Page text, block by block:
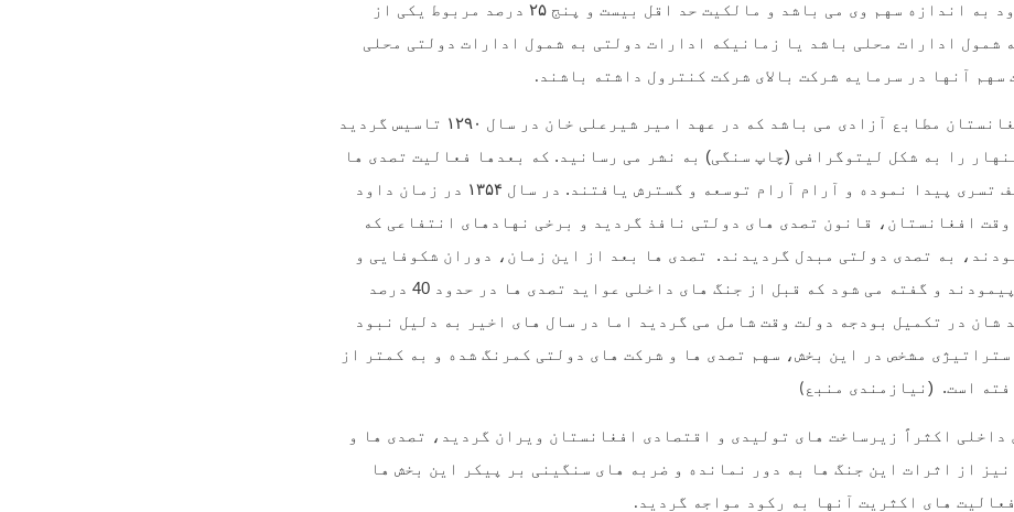
به اندازه سهم وی می باشد و مالکیت حد اقل بیست و پنج ۲۵ درصد مربوط یکی از
شمول ادارات محلی باشد یا زمانیکه ادارات دولتی به شمول ادارات دولتی محلی
سهم آنها در سرمایه شرکت بالای شرکت کنترول داشته باشند .
مطابع آزادی می باشد که در عهد امیر شیرعلی خان در سال ۱۲۹۰ تاسیس گردید
را به شکل لیتوگرافی (چاپ سنگی) به نشر می رسانید. که بعدها فعالیت تصدی ها
تسری پیدا نموده و آرام آرام توسعه و گسترش یافتند. در سال ۱۳۵۴ در زمان داود
افغانستان، قانون تصدی های دولتی نافذ گردید و برخی نهادهای انتفاعی که
به تصدی دولتی مبدل گردیدند. تصدی ها بعد از این زمان، دوران شکوفایی و
رشد خویش را می پیمودند و گفته می شود که قبل از جنگ های داخلی عواید تصدی ها در حدود 40 درصد
شان در تکمیل بودجه دولت وقت شامل می گردید اما در سال های اخیر به دلیل نبود
مشخص در این بخش، سهم تصدی ها و شرکت های دولتی کمرنگ شده و به کمتر از
است. (نیازمندی منبع )
داخلی اکثراً زیرساخت های تولیدی و اقتصادی افغانستان ویران گردید، تصدی ها و
از اثرات این جنگ ها به دور نمانده و ضربه های سنگینی بر پیکر این بخش ها
های اکثریت آنها به رکود مواجه گردید .